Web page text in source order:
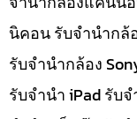
นิคอน รับจำนำกล้
รับจำนำกล้อง
รับจำนำ iPad รับ